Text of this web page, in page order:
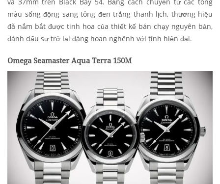
màu sống động sang tông đen trắng thanh lịch, thương hiệu
đã nắm bắt được tinh hoa của thiết kế bán chạy nguyên bản,
đánh dấu sự trở lại đáng hoan nghênh với tính hiện đại.
Omega Seamaster Aqua Terra 150M